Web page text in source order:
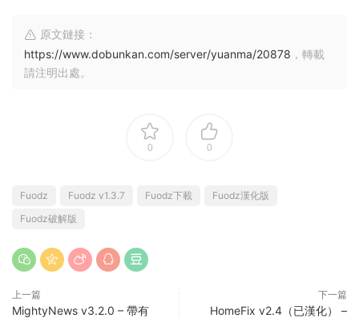
原文鏈接：
https://www.dobunkan.com/server/yuanma/20878 ，轉載
請注明出處。
0 0
Fuodz Fuodz v1.3.7 Fuodz下載
Fuodz漢化版
Fuodz破解版
上一篇
MightyNews v3.2.0 – 帶有
下一篇
HomeFix v2.4（已漢化） –